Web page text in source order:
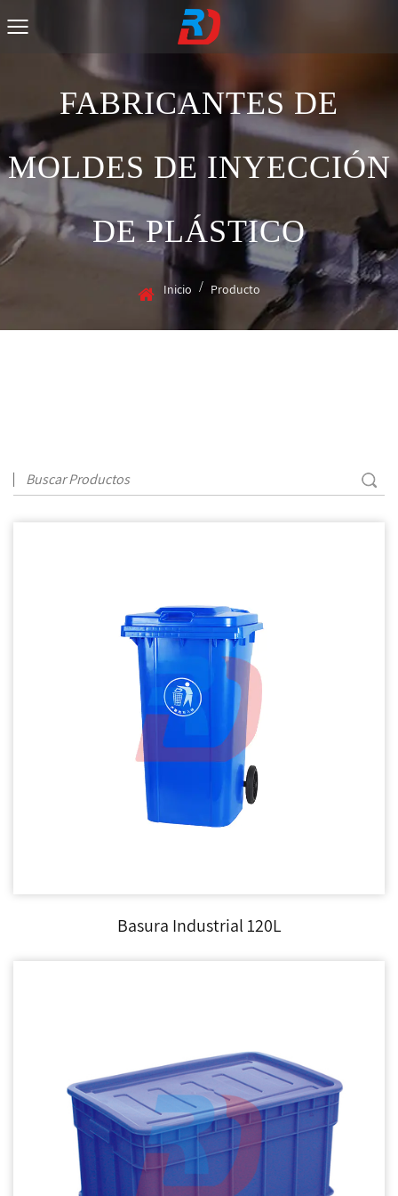
FABRICANTES DE
MOLDES DE INYECCIÓN
DE PLÁSTICO
Inicio / Producto
Basura Industrial 120L